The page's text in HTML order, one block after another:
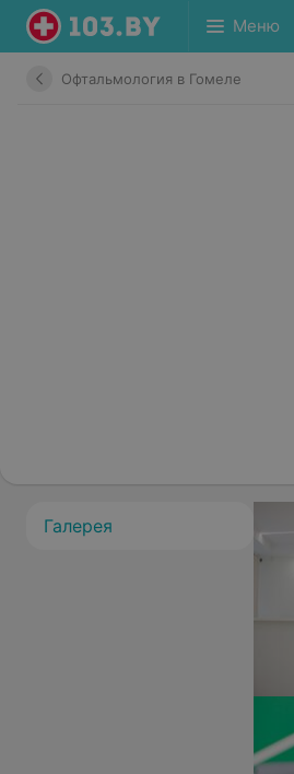
Меню
Офтальмология в Гомеле
Галерея